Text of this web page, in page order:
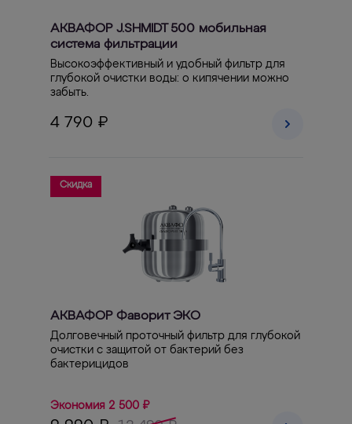
АКВАФОР J.SHMIDT 500 мобильная
система фильтрации
Высокоэффективный и удобный фильтр для
глубокой очистки воды: о кипячении можно
забыть.
4 790 ₽
Скидка
АКВАФОР Фаворит ЭКО
Долговечный проточный фильтр для глубокой
очистки с защитой от бактерий без
бактерицидов
Экономия 2 500 ₽